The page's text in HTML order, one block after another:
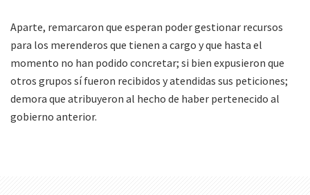
Aparte, remarcaron que esperan poder gestionar recursos
para los merenderos que tienen a cargo y que hasta el
momento no han podido concretar; si bien expusieron que
otros grupos sí fueron recibidos y atendidas sus peticiones;
demora que atribuyeron al hecho de haber pertenecido al
gobierno anterior.